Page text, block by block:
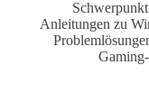
Anleitungen zu